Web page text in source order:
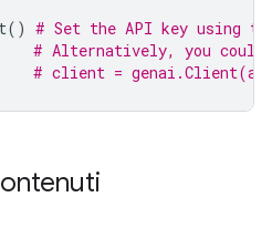
() # Set the API key using the
# Alternatively, you
# client =